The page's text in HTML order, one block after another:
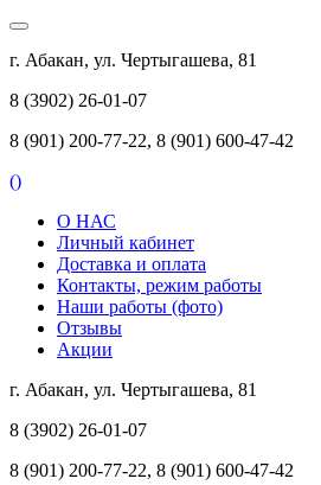
г. Абакан, ул. Чертыгашева, 81
8 (3902) 26-01-07
8 (901) 200-77-22, 8 (901) 600-47-42
()
О НАС
Личный кабинет
Доставка и оплата
Контакты, режим работы
Наши работы (фото)
Отзывы
Акции
г. Абакан, ул. Чертыгашева, 81
8 (3902) 26-01-07
8 (901) 200-77-22, 8 (901) 600-47-42